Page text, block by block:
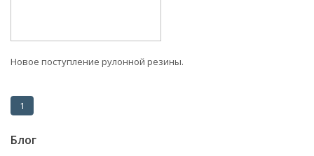
Новое поступление рулонной резины.
1
Блог